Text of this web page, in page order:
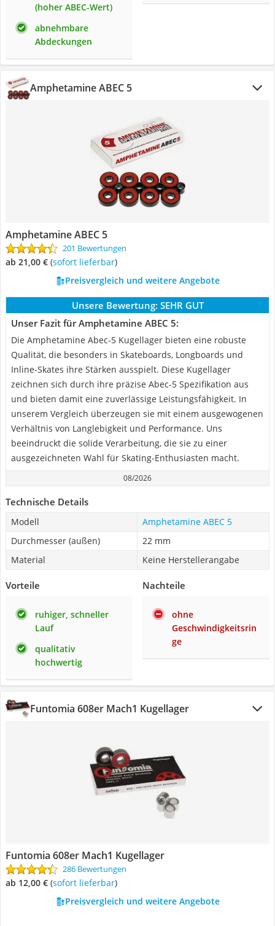
(hoher ABEC-Wert)
abnehmbare
Abdeckungen
Amphetamine ABEC 5
Amphetamine ABEC 5
201 Bewertungen
ab 21,00 € ( Sofort lieferbar)
Preisvergleich und weitere Angebote
Unsere Bewertung: SEHR GUT
Unser Fazit für Amphetamine ABEC 5:
Die Amphetamine Abec-5 Kugellager bieten eine robuste
Qualität, die besonders in Skateboards, Longboards und
Inline-Skates ihre Stärken ausspielt. Diese Kugellager
zeichnen sich durch ihre präzise Abec-5 Spezifikation aus
und bieten damit eine zuverlässige Leistungsfähigkeit. In
unserem Vergleich überzeugen sie mit einem ausgewogenen
Verhältnis von Langlebigkeit und Performance. Uns
beeindruckt die solide Verarbeitung, die sie zu einer
ausgezeichneten Wahl für Skating-Enthusiasten macht.
08/2026
Technische Details
Modell
Amphetamine ABEC 5
Durchmesser (außen)
22 mm
Material
Keine Herstellerangabe
Vorteile
ruhiger, schneller
Lauf
qualitativ
hochwertig
Nachteile
ohne
Geschwindigkeitsrin
ge
Funtomia 608er Mach1 Kugellager
Funtomia 608er Mach1 Kugellager
286 Bewertungen
ab 12,00 € ( Sofort lieferbar)
Preisvergleich und weitere Angebote